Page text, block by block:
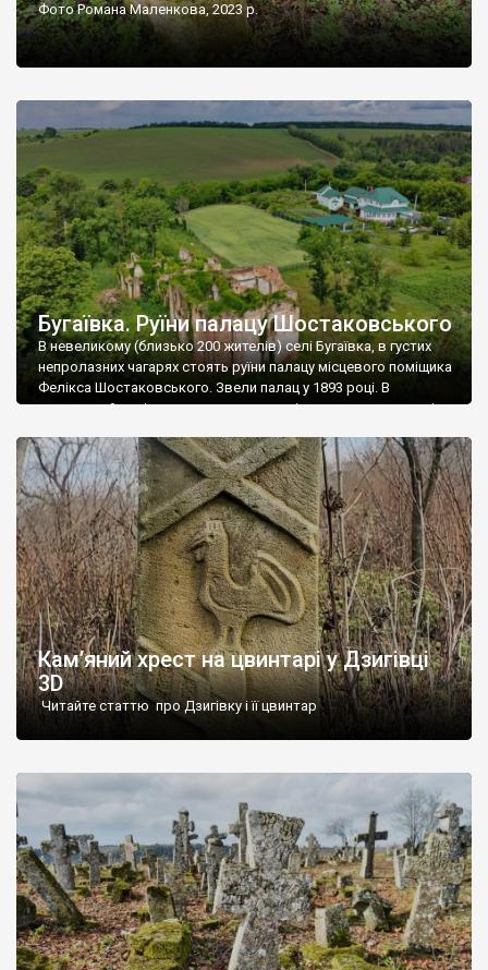
Фото Романа Маленкова, 2023 р.
Бугаївка. Руїни палацу Шостаковського
В невеликому (близько 200 жителів) селі Бугаївка, в густих
непролазних чагарях стоять руїни палацу місцевого поміщика
Фелікса Шостаковського. Звели палац у 1893 році. В
радянський період у ньому спочатку містилася школа, потім
століття тут розмістили туберкульозну лікарню. Коли із
палацу виїхала лікарня – ми точно не […]
Кам’яний хрест на цвинтарі у Дзигівці
3D
Читайте статтю про Дзигівку і її цвинтар